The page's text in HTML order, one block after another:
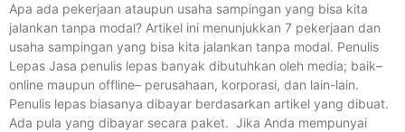
Apa ada pekerjaan ataupun usaha sampingan yang bisa kita
jalankan tanpa modal? Artikel ini menunjukkan 7 pekerjaan dan
usaha sampingan yang bisa kita jalankan tanpa modal. Penulis
Lepas Jasa penulis lepas banyak dibutuhkan oleh media; baik–
online maupun offline– perusahaan, korporasi, dan lain-lain.
Penulis lepas biasanya dibayar berdasarkan artikel yang dibuat.
Ada pula yang dibayar secara paket. Jika Anda mempunyai